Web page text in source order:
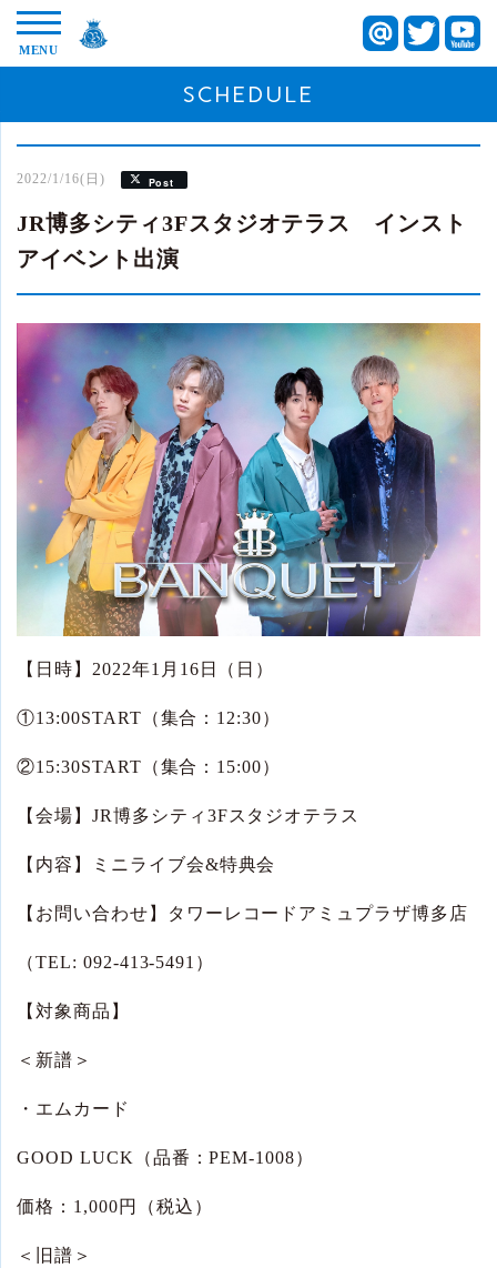
SCHEDULE
2022/1/16(日) Post
JR博多シティ3Fスタジオテラス インスト
アイベント出演
【日時】 2022年1 月 16 日（日）
①13:00START （集合： 12:30）
②15:30START （集合： 15:00）
【会場】 JR博多シティ 3Fスタジオテラス
【内容】ミニライブ会&特典会
【お問い合わせ】タワーレコードアミュプラザ博多店
（TEL: 092-413-5491 ）
【対象商品】
＜新譜＞
・エムカード
GOOD LUCK （品番：PEM-1008）
価格： 1,000円（税込）
＜旧譜＞